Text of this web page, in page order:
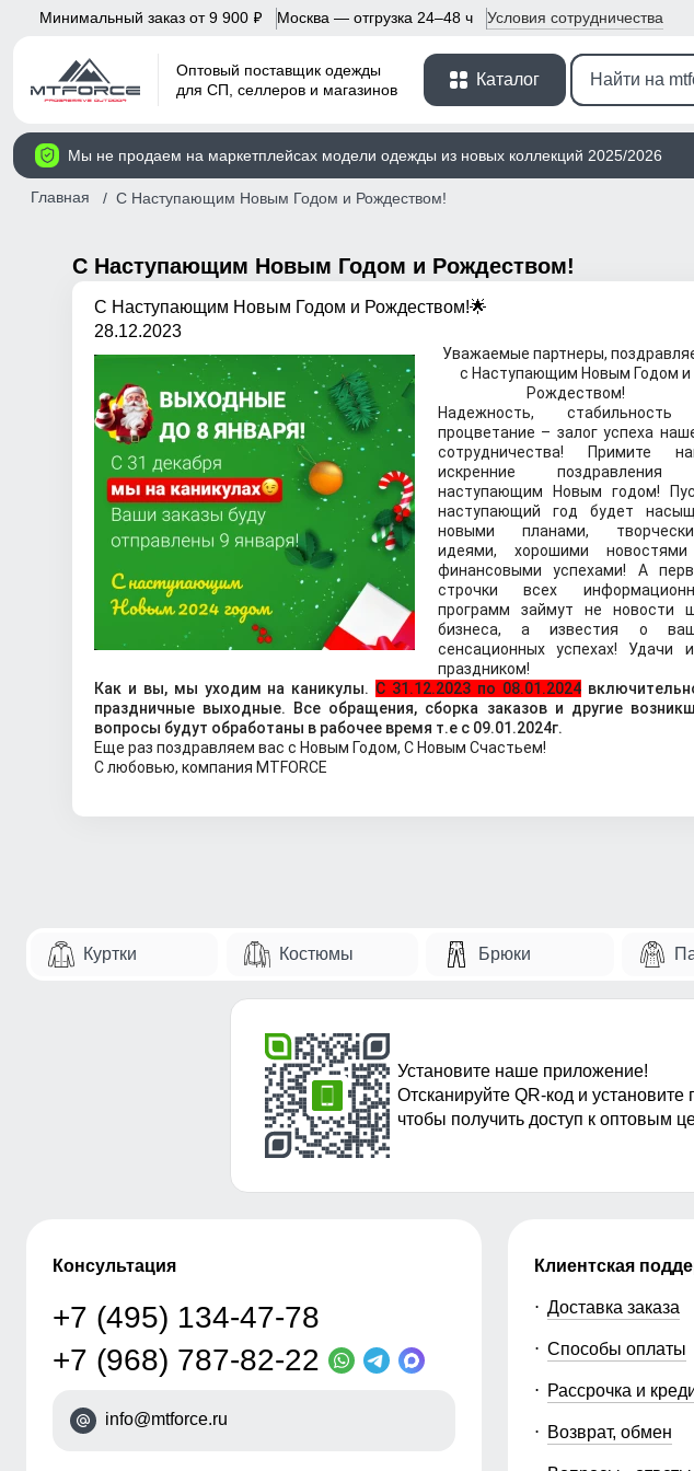
Минимальный заказ от 9 900 p Москва — отгрузка 24–48 ч Условия сотрудничества
Оптовый поставщик одежды
для СП, селлеров и магазинов
Каталог
Мы не продаем на маркетплейсах модели одежды из новых коллекций 2025/2026
Главная C Наступающим Новым Годом и Рождеством!
C Наступающим Новым Годом и Рождеством!
C Наступающим Новым Годом и Рождеством!🌟
28.12.2023
Уважаемые партнеры,
с Наступающим Новым Годом и
Рождеством!
Надежность,
процветание – залог успеха
сотрудничества!
Примите
искренние
наступающим Новым годом!
наступающий год будет
новыми планами,
идеями, хорошими
финансовыми успехами! А
строчки всех
программ займут не новости
бизнеса, а известия о
сенсационных успехах! Удачи
праздником!
Как и вы, мы уходим на каникулы. С 31.12.2023 по 08.01.2024
праздничные выходные. Все обращения, сборка заказов и другие
вопросы будут обработаны в рабочее время т.е с 09.01.2024г.
Еще раз поздравляем вас с Новым Годом, С Новым Счастьем!
С любовью, компания MTFORCE
Куртки Костюмы Брюки
Установите наше приложение!
Отсканируйте QR-код и установите
чтобы получить доступ к оптовым
Консультация
+7 (495) 134-47-78
+7 (968) 787-82-22
info@mtforce.ru
Клиентская
Доставка заказа
Способы оплаты
Рассрочка и
Возврат, обмен